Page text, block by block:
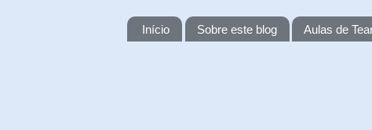
Início Sobre este blog Aulas de